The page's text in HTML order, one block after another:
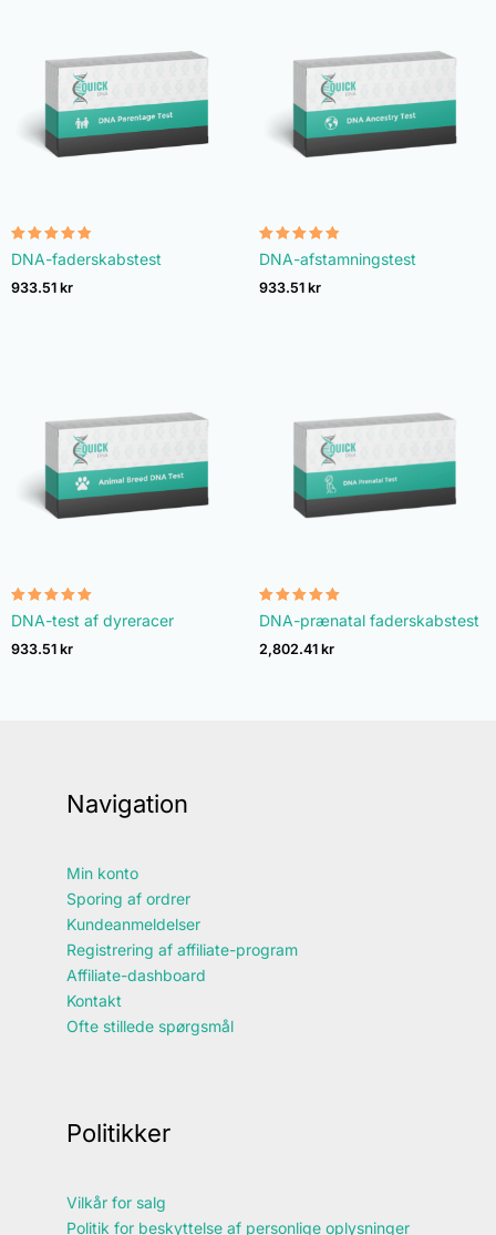
Vurderet
4.74
ud af 5
DNA-faderskabstest
933.51 kr
Vurderet
4.74
ud af 5
DNA-afstamningstest
933.51 kr
Vurderet
4.90
ud af 5
DNA-test af dyreracer
933.51 kr
Vurderet
4.92
ud af 5
DNA-prænatal faderskabstest
2,802.41 kr
Navigation
Min konto
Sporing af ordrer
Kundeanmeldelser
Registrering af affiliate-program
Affiliate-dashboard
Kontakt
Ofte stillede spørgsmål
Politikker
Vilkår for salg
Politik for beskyttelse af personlige oplysninger